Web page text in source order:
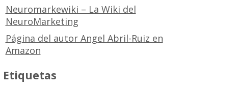
Neuromarkewiki – La Wiki del
NeuroMarketing
Página del autor Angel Abril-Ruiz en
Amazon
Etiquetas